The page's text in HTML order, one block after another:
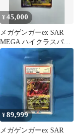
¥45,000
メガゲンガーex SAR
MEGA ハイクラスパッ
ク MEGAドリームex
¥89,999
メガゲンガーex SAR